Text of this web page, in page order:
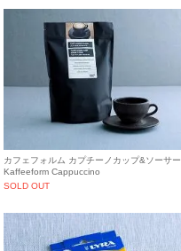
カフェフォルム カプチーノカップ&ソーサー
Kaffeeform Cappuccino
SOLD OUT